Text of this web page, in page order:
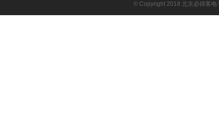
© Copyright 2018 北京必得客